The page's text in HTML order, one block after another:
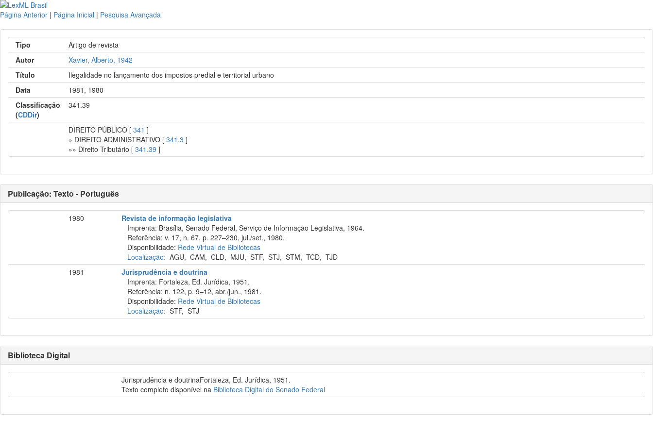
Página Anterior | Página Inicial | Pesquisa Avançada
Tipo
Artigo de revista
Autor
Xavier, Alberto, 1942
Título
Ilegalidade no lançamento dos impostos predial e territorial urbano
Data
1981, 1980
Classificação
(CDDir)
341.39
DIREITO PÚBLICO [341 ]
» DIREITO ADMINISTRATIVO [341.3 ]
»» Direito Tributário [341.39 ]
Publicação: Texto - Português
1980
Revista de informação legislativa
Imprenta: Brasília, Senado Federal, Serviço de Informação Legislativa, 1964.
Referência: v. 17, n. 67, p. 227–230, jul./set., 1980.
Disponibilidade: Rede Virtual de Bibliotecas
Localização: AGU,CAM,CLD, MJU,STF,STJ,STM,TCD,TJD
1981
Jurisprudência e doutrina
Imprenta: Fortaleza, Ed. Jurídica, 1951.
Referência: n. 122, p. 9–12, abr./jun., 1981.
Disponibilidade: Rede Virtual de Bibliotecas
Localização: STF,STJ
Biblioteca Digital
Jurisprudência e doutrinaFortaleza, Ed. Jurídica, 1951.
Texto completo disponível na Biblioteca Digital do Senado Federal